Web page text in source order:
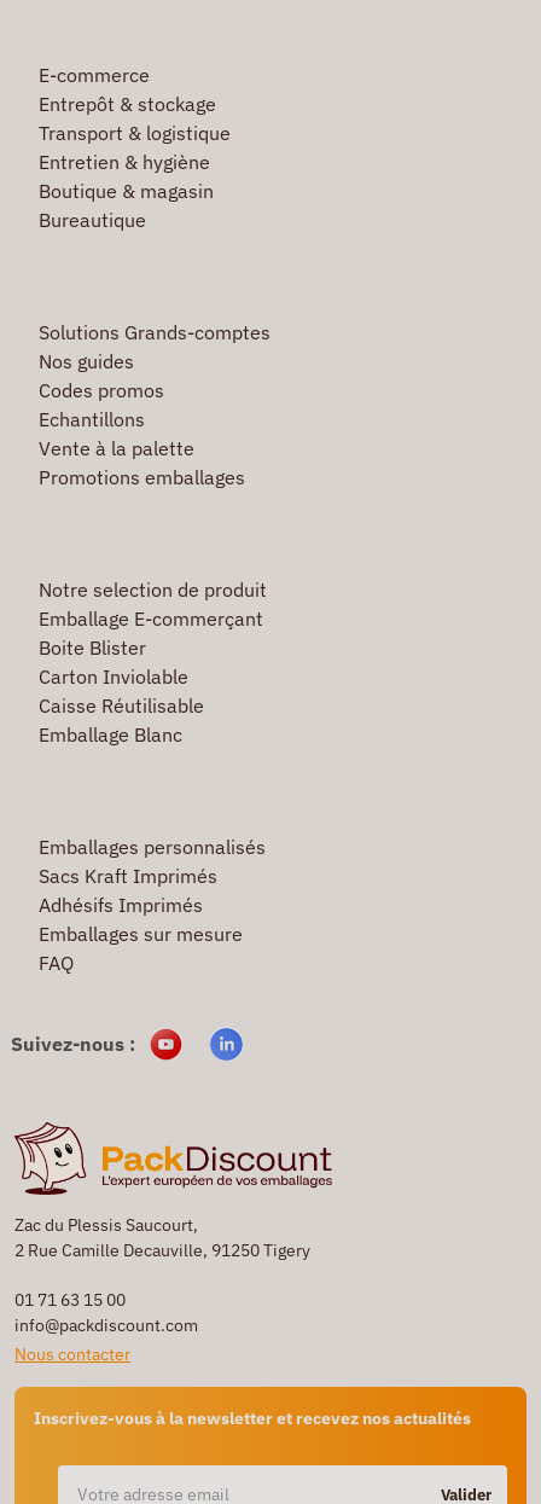
Zac du Plessis Saucourt,
2 Rue Camille Decauville, 91250 Tigery
01 71 63 15 00
info@packdiscount.com
Nous contacter
Inscrivez-vous à la newsletter et recevez nos actualités
Valider
E-commerce
Entrepôt & stockage
Transport & logistique
Entretien & hygiène
Boutique & magasin
Bureautique
Solutions Grands-comptes
Nos guides
Codes promos
Echantillons
Vente à la palette
Promotions emballages
Notre selection de produit
Emballage E-commerçant
Boite Blister
Carton Inviolable
Caisse Réutilisable
Emballage Blanc
Emballages personnalisés
Sacs Kraft Imprimés
Adhésifs Imprimés
Emballages sur mesure
FAQ
Suivez-nous :